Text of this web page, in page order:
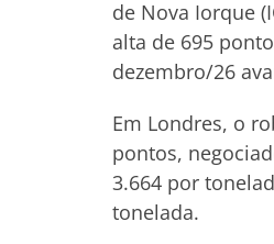
de Nova Iorque
alta de 695
dezembro/26
Em Londres, o
pontos,
3.664 por
tonelada.